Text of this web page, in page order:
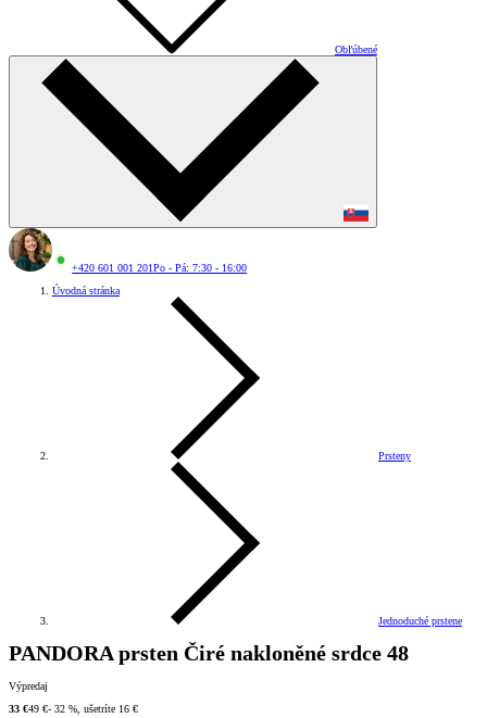
Obľúbené
+420 601 001 201Po - Pá: 7:30 - 16:00
Úvodná stránka
Prsteny
Jednoduché prstene
PANDORA prsten Čiré nakloněné srdce 48
Výpredaj
33 €49 €- 32 %, ušetríte 16 €